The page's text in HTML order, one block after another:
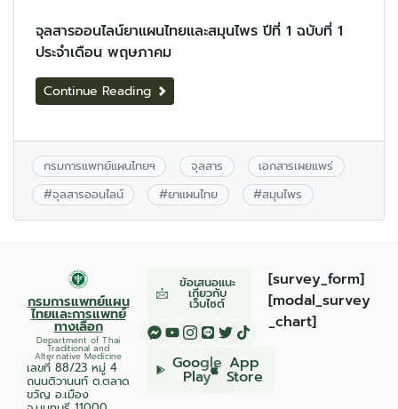
จุลสารออนไลน์ยาแผนไทยและสมุนไพร ปีที่ 1 ฉบับที่ 1
ประจำเดือน พฤษภาคม
Continue Reading
กรมการแพทย์แผนไทยฯ จุลสาร
เอกสารเผยแพร่
#จุลสารออนไลน์ #ยาแผนไทย #สมุนไพร
กรมการแพทย์แผน
ไทยและการแพทย์
ทางเลือก
Department of Thai
Traditional and
Alternative Medicine
เลขที่ 88/23 หมู่ 4
ถนนติวานนท์ ต.ตลาด
ขวัญ อ.เมือง
ข้อเสนอแนะ
เกี่ยวกับ
เว็บไซต์
Google
Play
App
Store
[survey_form]
[modal_survey
_chart]